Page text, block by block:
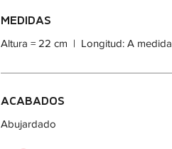
MEDIDAS
Altura = 22 cm | Longitud: A medida
ACABADOS
Abujardado